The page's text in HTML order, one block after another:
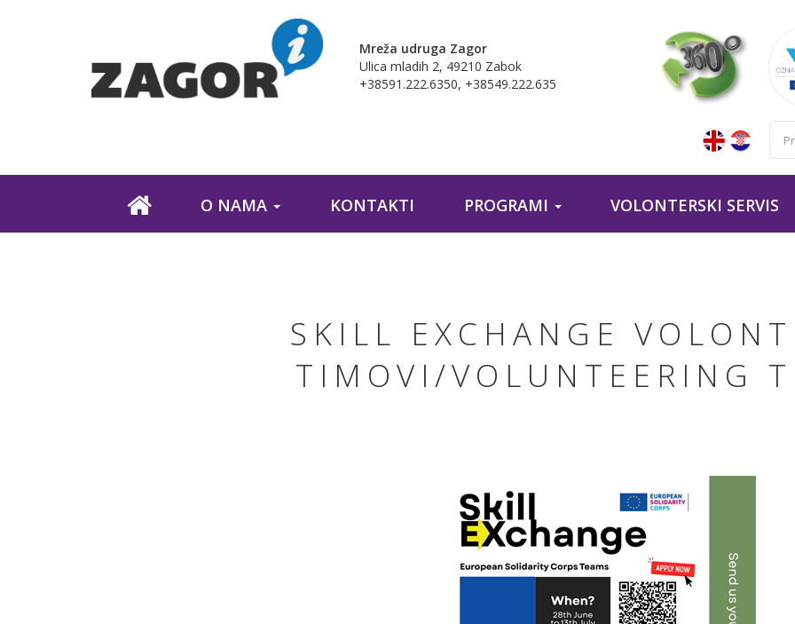
Mreža udruga Zagor
Ulica mladih 2, 49210 Zabok
+38591.222.6350, +38549.222.635
O NAMA KONTAKTI PROGRAMI VOLONTERSKI SERVIS
SKILL EXCHANGE
TIMOVI/VOLUNTEERING